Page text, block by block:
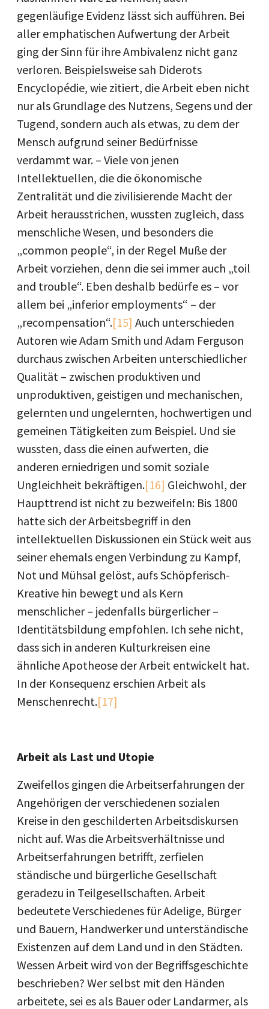
gegenläufige Evidenz lässt sich aufführen. Bei
aller emphatischen Aufwertung der Arbeit
ging der Sinn für ihre Ambivalenz nicht ganz
verloren. Beispielsweise sah Diderots
Encyclopédie, wie zitiert, die Arbeit eben nicht
nur als Grundlage des Nutzens, Segens und der
Tugend, sondern auch als etwas, zu dem der
Mensch aufgrund seiner Bedürfnisse
verdammt war. – Viele von jenen
Intellektuellen, die die ökonomische
Zentralität und die zivilisierende Macht der
Arbeit herausstrichen, wussten zugleich, dass
menschliche Wesen, und besonders die
„common people“, in der Regel Muße der
Arbeit vorziehen, denn die sei immer auch „toil
and trouble“. Eben deshalb bedürfe es – vor
allem bei „inferior employments“ – der
„recompensation“.[15] Auch unterschieden
Autoren wie Adam Smith und Adam Ferguson
durchaus zwischen Arbeiten unterschiedlicher
Qualität – zwischen produktiven und
unproduktiven, geistigen und mechanischen,
gelernten und ungelernten, hochwertigen und
gemeinen Tätigkeiten zum Bei­spiel. Und sie
wussten, dass die einen aufwerten, die
anderen erniedrigen und somit soziale
Ungleichheit bekräftigen.[16] Gleichwohl, der
Haupttrend ist nicht zu bezweifeln: Bis 1800
hatte sich der Arbeitsbegriff in den
intellektuellen Diskussionen ein Stück weit aus
seiner ehemals engen Verbindung zu Kampf,
Not und Mühsal gelöst, aufs Schöpferisch-
Kreative hin bewegt und als Kern
menschlicher – jedenfalls bürgerlicher –
Identitätsbildung empfohlen. Ich sehe nicht,
dass sich in anderen Kulturkreisen eine
ähnliche Apotheose der Arbeit entwickelt hat.
In der Konsequenz erschien Arbeit als
Menschenrecht.[17]
Arbeit als Last und Utopie
Zweifellos gingen die Arbeitserfahrungen der
Angehörigen der verschiedenen sozialen
Kreise in den geschilderten Arbeitsdiskursen
nicht auf. Was die Arbeitsverhältnisse und
Arbeits­erfahrungen betrifft, zerfielen
ständische und bürgerliche Gesellschaft
geradezu in Teil­gesellschaften. Arbeit
bedeutete Verschiedenes für Adelige, Bürger
und Bauern, Handwerker und unterständische
Existenzen auf dem Land und in den Städten.
Wessen Arbeit wird von der Begriffsgeschichte
beschrieben? Wer selbst mit den Händen
arbeitete, sei es als Bauer oder Landarmer, als